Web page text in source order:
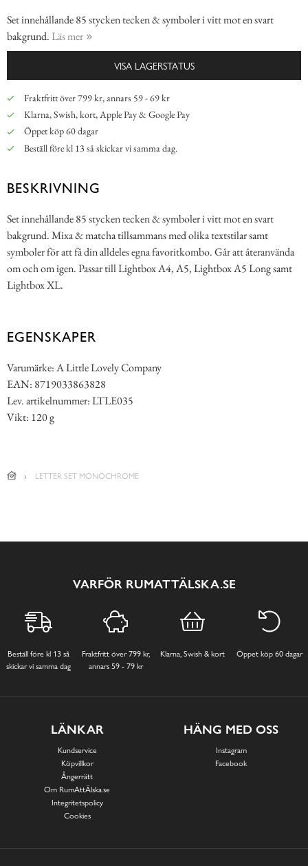
Set innehållande 85 stycken tecken & symboler i vitt mot en svart
bakgrund. Läs mer
VISA LAGERSTATUS
Fraktfritt över 799 kr, annars 59 - 69 kr
Klarna, Swish, kort, Apple Pay & Google Pay
Öppet köp 60 dagar
Beställ före kl 13 så skickar vi samma dag.
BESKRIVNING
Set innehållande 85 stycken tecken & symboler i vitt mot en svart
bakgrund. Mixa & matcha tillsammans med olika textstilar samt
symboler för att få din alldeles egna favoritkombo. Går att återanvända
om och om igen. Passar till Lightbox A4, A5, Lightbox A5 Long samt
Lightbox XL.
EGENSKAPER
Varumärke: A Little Lovely Company
EAN: 8719033863828
Lev. artikelnummer: LTLE035
Vikt: 120 g
LETTER SET MONOCHROME
VARFÖR RUMATTÄLSKA.SE
Beställ före kl 13 så
skickar vi samma dag
Fraktfritt över 799 kr,
annars 59 - 79 kr
Klarna, Swish & kort Öppet köp 60 dagar
LÄNKAR
Kundservice
Köpvillkor
Ångerrätt
Om RumAttÄlska.se
Integritetspolicy
Cookies
HÄNG MED OSS
Instagram
Facebook